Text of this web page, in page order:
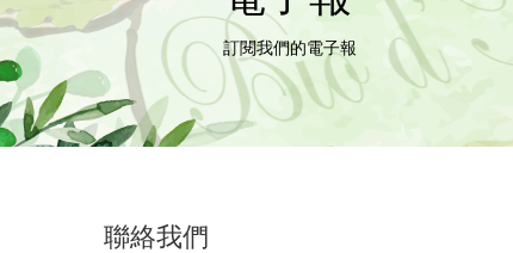
訂閱我們的電子報
聯絡我們